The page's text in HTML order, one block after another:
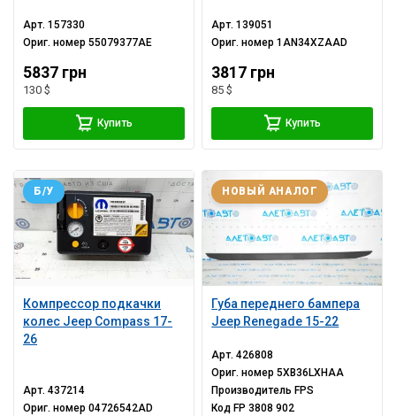
Арт.157330
Ориг. номер55079377AE
5837 грн
130 $
Купить
Арт.139051
Ориг. номер1AN34XZAAD
3817 грн
85 $
Купить
Компрессор подкачки
колес Jeep Compass 17-
26
Б/У
Арт.437214
Ориг. номер04726542AD
Губа переднего бампера
Jeep Renegade 15-22
НОВЫЙ АНАЛОГ
Арт.426808
Ориг. номер5XB36LXHAA
Производитель FPS
Код FP 3808 902